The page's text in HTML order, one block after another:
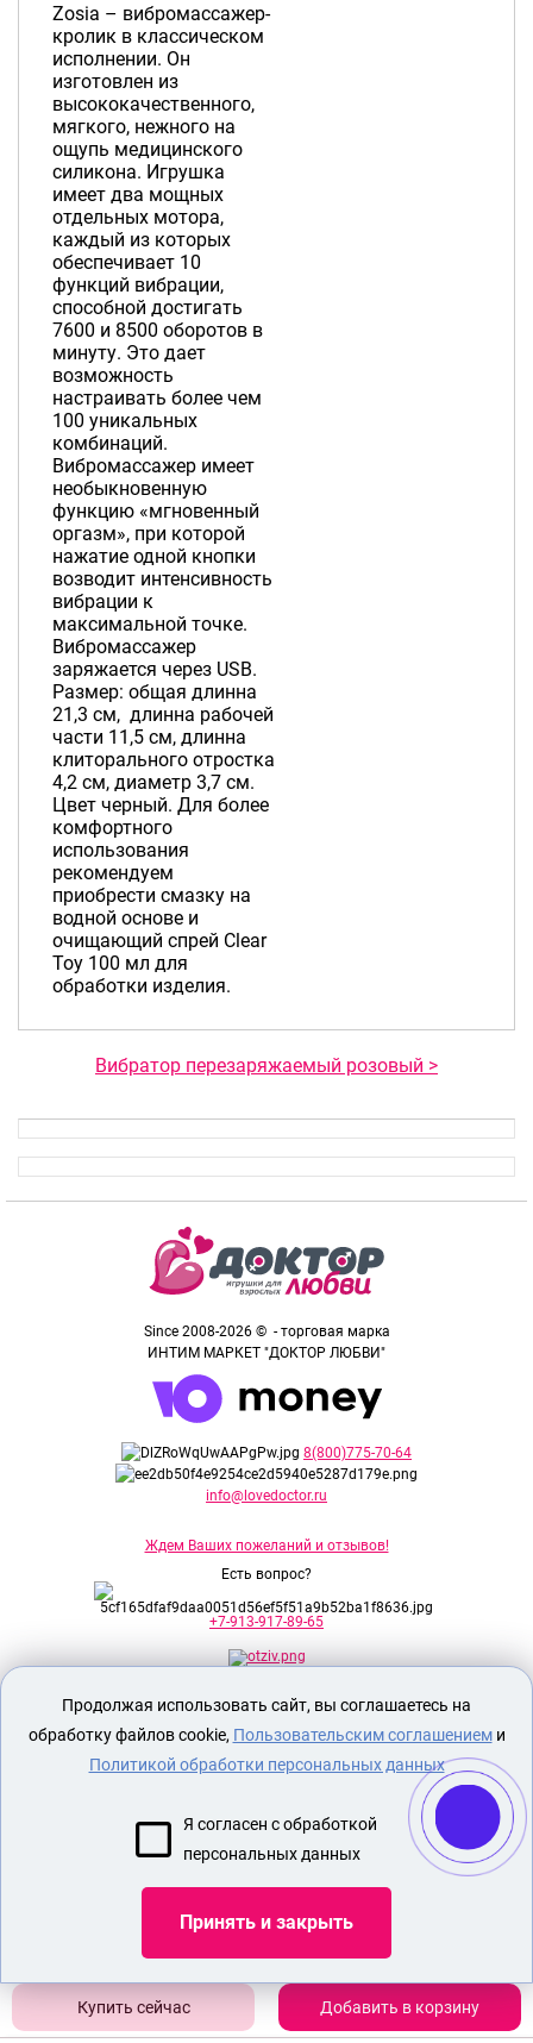
Добавить в корзину
Zosia – вибромассажер-
кролик в классическом
исполнении. Он
изготовлен из
высококачественного,
мягкого, нежного на
ощупь медицинского
силикона. Игрушка
имеет два мощных
отдельных мотора,
каждый из которых
обеспечивает 10
функций вибрации,
способной достигать
7600 и 8500 оборотов в
минуту. Это дает
возможность
настраивать более чем
100 уникальных
комбинаций.
Вибромассажер имеет
необыкновенную
функцию «мгновенный
оргазм», при которой
нажатие одной кнопки
возводит интенсивность
вибрации к
максимальной точке.
Вибромассажер
заряжается через USB.
Размер: общая длинна
21,3 см, длинна рабочей
части 11,5 см, длинна
клиторального отростка
4,2 см, диаметр 3,7 см.
Цвет черный. Для более
комфортного
использования
рекомендуем
приобрести смазку на
водной основе и
очищающий спрей Clear
Toy 100 мл для
обработки изделия.
Вибратор перезаряжаемый розовый >
Since 2008-2026 © - торговая марка
ИНТИМ МАРКЕТ "ДОКТОР ЛЮБВИ"
8(800)775-70-64
info@lovedoctor.ru
Ждем Ваших пожеланий и отзывов!
Есть вопрос?
+7-913-917-89-65
Секс шоп Доктор Любви предназначен
исключительно для лиц старше 18 лет!
Вся продукция имеет знак EAC
Евразийского соответствия.
ЭРОТИЧЕСКОЕ БЕЛЬЕ
Показать еще
Продолжая использовать сайт, вы соглашаетесь на
обработку файлов cookie, Пользовательским соглашениеми
Политикой обработки персональных данных
Я согласен с обработкой
персональных данных
Принять и закрыть